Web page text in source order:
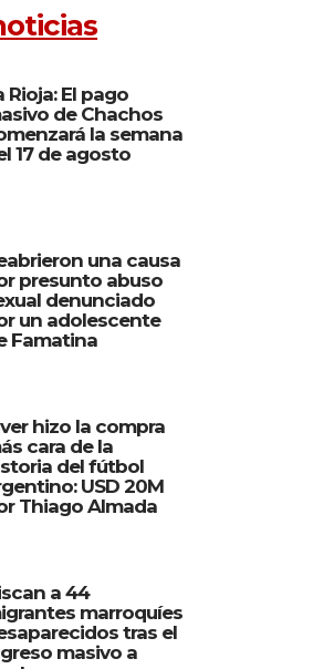
Rioja: El pago
de Chachos
la semana
17 de agosto
una causa
presunto abuso
denunciado
un adolescente
Famatina
hizo la compra
cara de la
del fútbol
USD 20M
Thiago Almada
a 44
marroquíes
tras el
masivo a